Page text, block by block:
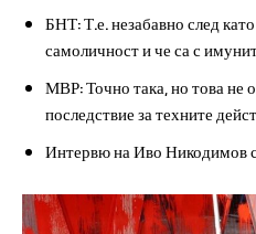
БНТ: Т.е. незабавно след
самоличност и че са с
МВР: Точно така, но това не
последствие за техните
Интервю на Иво Никодимов